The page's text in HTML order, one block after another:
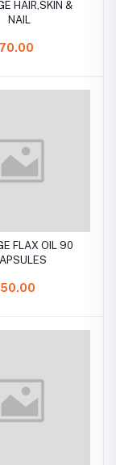
HAIR,SKIN &
NAIL
FLAX OIL 90